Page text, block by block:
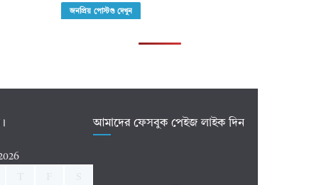
জনপ্রিয় পোস্টগু দেখুন
আমাদের ফেসবুক পেইজ লাইক দিন